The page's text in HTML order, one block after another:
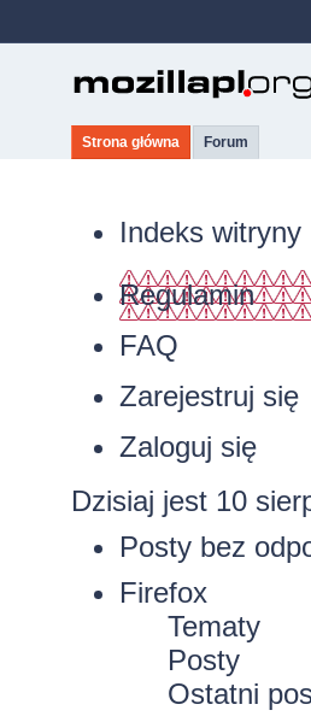
Strona główna Forum
Indeks witryny
Regulamin
FAQ
Zarejestruj się
Zaloguj się
Dzisiaj jest 10
Posty bez
Firefox
Tematy
Posty
Ostatni